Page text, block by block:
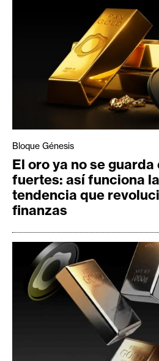
Bloque Génesis
El oro ya no se guarda
fuertes: así funciona
tendencia que
finanzas